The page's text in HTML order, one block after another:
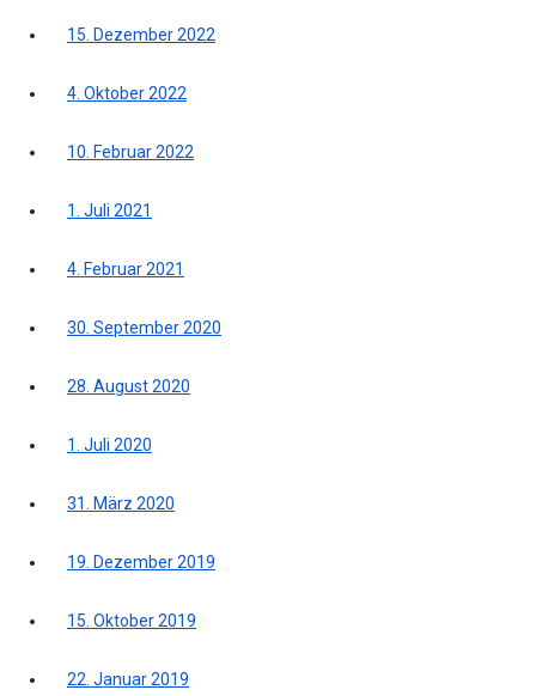
15. Dezember 2022
4. Oktober 2022
10. Februar 2022
1. Juli 2021
4. Februar 2021
30. September 2020
28. August 2020
1. Juli 2020
31. März 2020
19. Dezember 2019
15. Oktober 2019
22. Januar 2019